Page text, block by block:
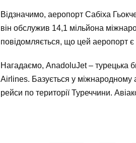
Відзначимо, аеропорт Сабіха
він обслужив 14,1 мільйона
повідомляється, що цей аеропорт
Нагадаємо, AnadoluJet – турецька
Airlines. Базується у міжнародному
рейси по території Туреччини.